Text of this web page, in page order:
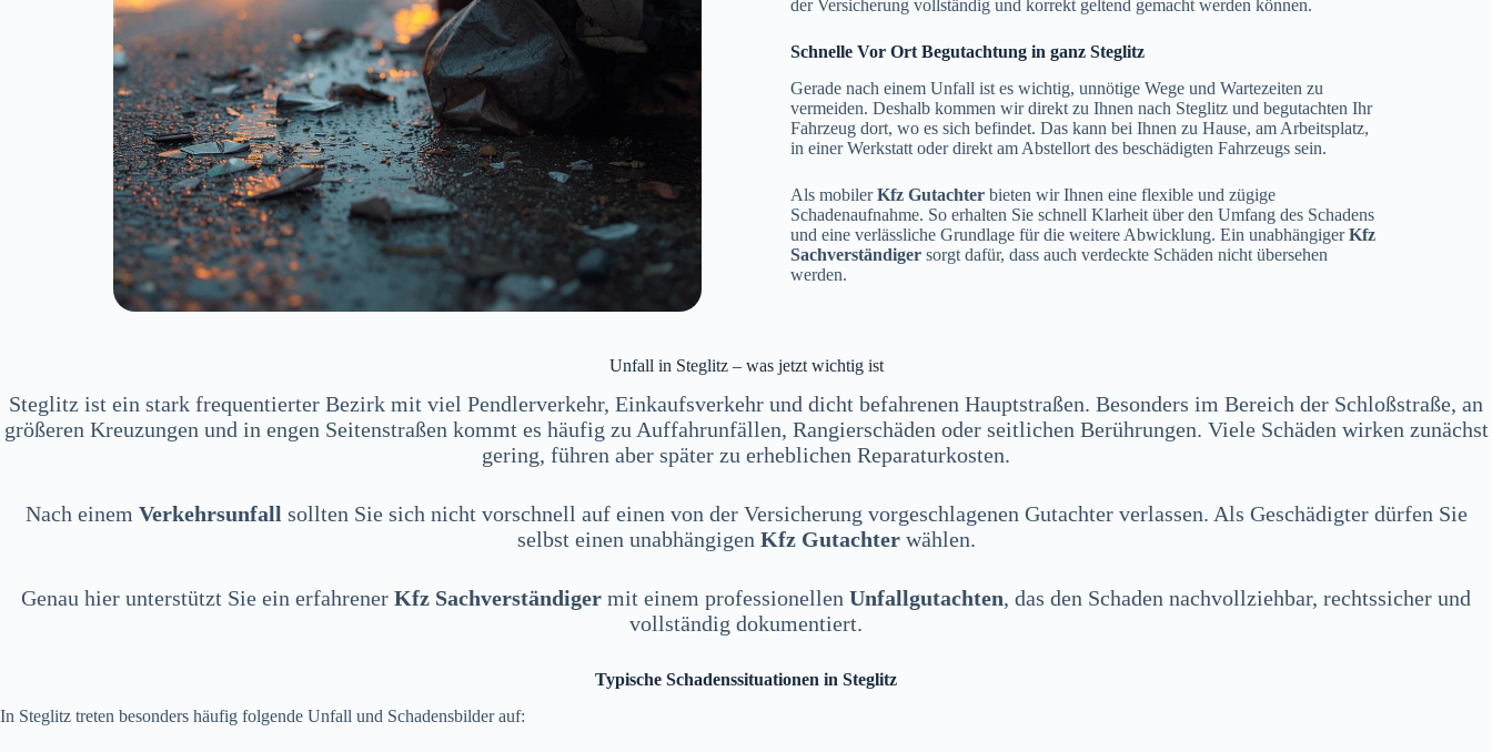
der Versicherung vollständig und korrekt geltend gemacht werden können.
Schnelle Vor Ort Begutachtung in ganz Steglitz
Gerade nach einem Unfall ist es wichtig, unnötige Wege und Wartezeiten zu
vermeiden. Deshalb kommen wir direkt zu Ihnen nach Steglitz und begutachten Ihr
Fahrzeug dort, wo es sich befindet. Das kann bei Ihnen zu Hause, am Arbeitsplatz,
in einer Werkstatt oder direkt am Abstellort des beschädigten Fahrzeugs sein.
Als mobilerKfz Gutachter bieten wir Ihnen eine flexible und zügige
Schadenaufnahme. So erhalten Sie schnell Klarheit über den Umfang des Schadens
und eine verlässliche Grundlage für die weitere Abwicklung. Ein unabhängigerKfz
Sachverständiger sorgt dafür, dass auch verdeckte Schäden nicht übersehen
werden.
Unfall in Steglitz – was jetzt wichtig ist
Steglitz ist ein stark frequentierter Bezirk mit viel Pendlerverkehr, Einkaufsverkehr und dicht befahrenen Hauptstraßen. Besonders im Bereich der Schloßstraße, an
größeren Kreuzungen und in engen Seitenstraßen kommt es häufig zu Auffahrunfällen, Rangierschäden oder seitlichen Berührungen. Viele Schäden wirken zunächst
gering, führen aber später zu erheblichen Reparaturkosten.
Nach einem Verkehrsunfall sollten Sie sich nicht vorschnell auf einen von der Versicherung vorgeschlagenen Gutachter verlassen. Als Geschädigter dürfen Sie
selbst einen unabhängigen Kfz Gutachterwählen.
Genau hier unterstützt Sie ein erfahrener Kfz Sachverständiger mit einem professionellen Unfallgutachten, das den Schaden nachvollziehbar, rechtssicher und
vollständig dokumentiert.
Typische Schadenssituationen in Steglitz
In Steglitz treten besonders häufig folgende Unfall und Schadensbilder auf: